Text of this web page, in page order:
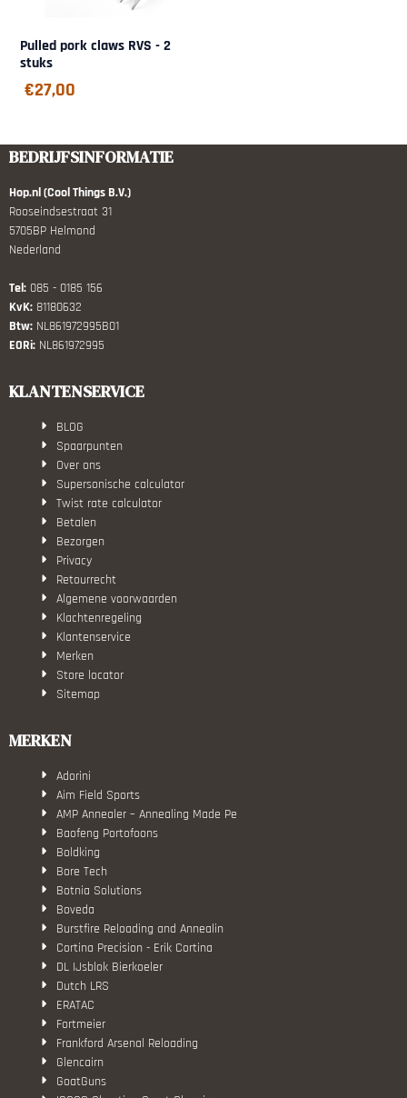
Pulled pork claws RVS - 2
stuks
€27,00
BEDRIJFSINFORMATIE
Hop.nl (Cool Things B.V.)
Rooseindsestraat 31
5705BP Helmond
Nederland
Tel: 085 - 0185 156
KvK: 81180632
Btw: NL861972995B01
EORi: NL861972995
KLANTENSERVICE
BLOG
Spaarpunten
Over ons
Supersonische calculator
Twist rate calculator
Betalen
Bezorgen
Privacy
Retourrecht
Algemene voorwaarden
Klachtenregeling
Klantenservice
Merken
Store locator
Sitemap
MERKEN
Adorini
Aim Field Sports
AMP Annealer – Annealing Made Pe
Baofeng Portofoons
Boldking
Bore Tech
Botnia Solutions
Boveda
Burstfire Reloading and Annealin
Cortina Precision - Erik Cortina
DL IJsblok Bierkoeler
Dutch LRS
ERATAC
Fortmeier
Frankford Arsenal Reloading
Glencairn
GoatGuns